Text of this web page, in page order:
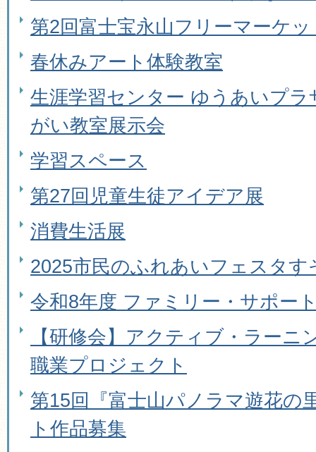
第2回富士宝永山フリーマーケ
春休みアート体験教室
生涯学習センター ゆうあいプ
がい教室展示会
学習スペース
第27回児童生徒アイデア展
消費生活展
2025市民のふれあいフェスタす
令和8年度 ファミリー・サポー
【研修会】アクティブ・ラーニ
職業プロジェクト
第15回『富士山パノラマ遊花の
ト作品募集